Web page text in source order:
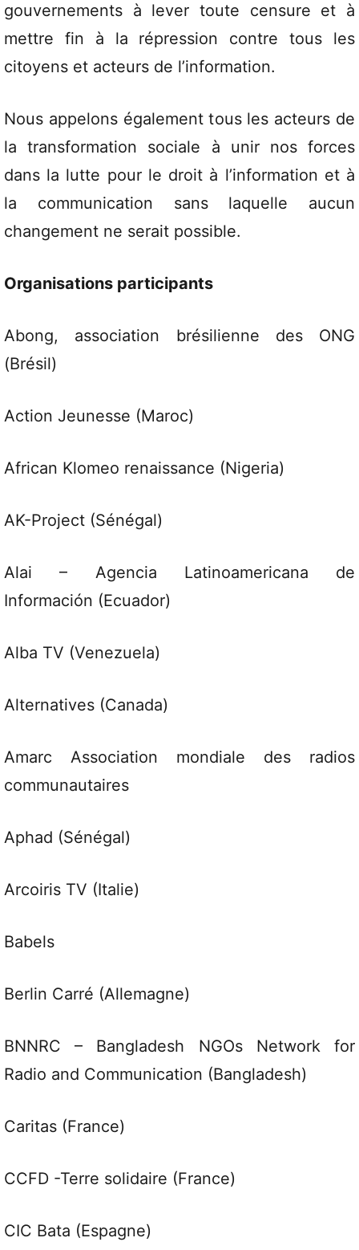
gouvernements à lever toute censure et à
mettre fin à la répression contre tous les
citoyens et acteurs de l’information.
Nous appelons également tous les acteurs de
la transformation sociale à unir nos forces
dans la lutte pour le droit à l’information et à
la communication sans laquelle aucun
changement ne serait possible.
Organisations participants
Abong, association brésilienne des ONG
(Brésil)
Action Jeunesse (Maroc)
African Klomeo renaissance (Nigeria)
AK-Project (Sénégal)
Alai – Agencia Latinoamericana de
Información (Ecuador)
Alba TV (Venezuela)
Alternatives (Canada)
Amarc Association mondiale des radios
communautaires
Aphad (Sénégal)
Arcoiris TV (Italie)
Babels
Berlin Carré (Allemagne)
BNNRC – Bangladesh NGOs Network for
Radio and Communication (Bangladesh)
Caritas (France)
CCFD -Terre solidaire (France)
CIC Bata (Espagne)